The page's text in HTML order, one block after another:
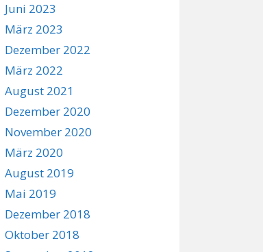
Juni 2023
März 2023
Dezember 2022
März 2022
August 2021
Dezember 2020
November 2020
März 2020
August 2019
Mai 2019
Dezember 2018
Oktober 2018